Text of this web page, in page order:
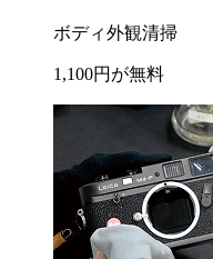
ボディ外観清掃
1,100円が無料